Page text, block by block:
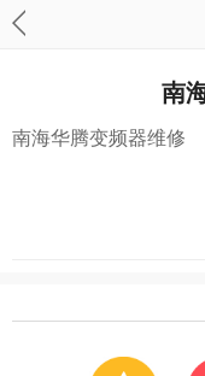
南
南海华腾变频器维修